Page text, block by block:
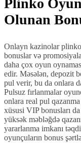
Plinko
Olunan
Onlayn kazinolar
bonuslar və
daha çox oyun
edir. Məsələn, depozit
pul verir, bu da onlara
Pulsuz fırlanmalar
onlara real pul
xüsusi VIP bonusları
yüksək məbləğdə
yararlanma imkanı
oyunçuların bonus